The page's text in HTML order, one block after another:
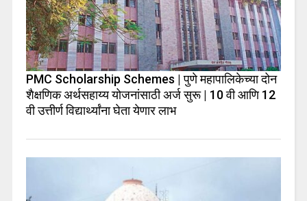
PMC Scholarship Schemes | पुणे महापालिकेच्या दोन
शैक्षणिक अर्थसहाय्य योजनांसाठी अर्ज सुरू | 10 वी आणि 12
वी उत्तीर्ण विद्यार्थ्यांना घेता येणार लाभ